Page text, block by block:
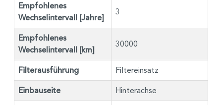
Empfohlenes
Wechselintervall [Jahre]
3
Empfohlenes
Wechselintervall [km]
30000
Filterausführung Filtereinsatz
Einbauseite Hinterachse